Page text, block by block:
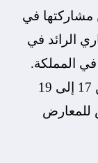
مشاركتها في
الرائد في
في المملكة.
وتقام فاعليات المعرض في الفترة من 17 إلى 19
للمعارض